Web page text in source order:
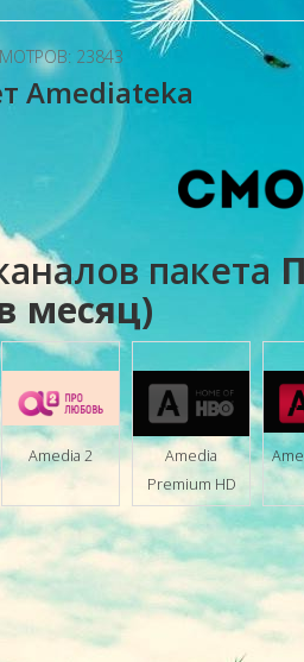
23843
Amediateka
пакета
месяц)
Amedia 2
Amedia
Premium HD